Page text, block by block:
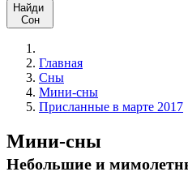
Найди
Сон
Главная
Сны
Мини-сны
Присланные в марте 2017
Мини-сны
Небольшие и